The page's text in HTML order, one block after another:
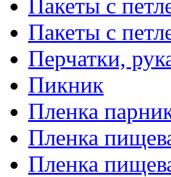
Пакеты с
Пакеты с
Перчатки,
Пикник
Пленка
Пленка
Пленка